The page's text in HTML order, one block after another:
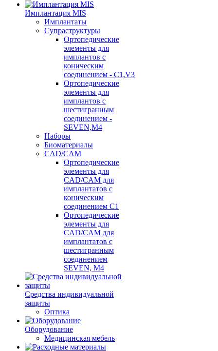
Имплантация MIS
Имплантаты
Супраструктуры
Ортопедические
элементы для
имплантов с
коническим
соединением - C1,V3
Ортопедические
элементы для
имплантов с
шестигранным
соединением -
SEVEN,M4
Наборы
Биоматериалы
CAD/CAM
Ортопедические
элементы для
CAD/CAM для
имплантатов с
коническим
соединением С1
Ортопедические
элементы для
CAD/CAM для
имплантатов с
шестигранным
соединением
SEVEN, М4
Средства индивидуальной
защиты
Оптика
Оборудование
Медицинская мебель